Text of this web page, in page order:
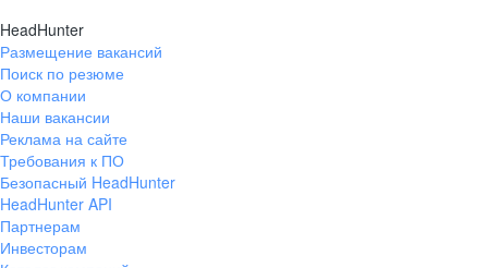
HeadHunter
Размещение вакансий
Поиск по резюме
О компании
Наши вакансии
Реклама на сайте
Требования к ПО
Безопасный HeadHunter
HeadHunter API
Партнерам
Инвесторам